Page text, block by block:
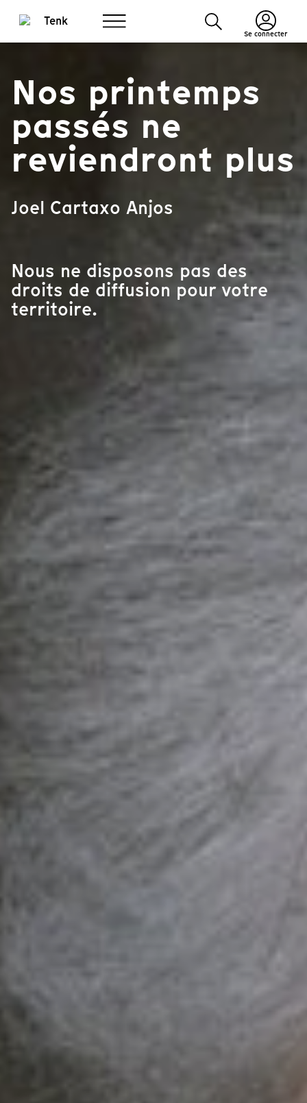
Se connecter
Nos printemps
passés ne
reviendront plus
Joel Cartaxo Anjos
Nous ne disposons pas des
droits de diffusion pour votre
territoire.